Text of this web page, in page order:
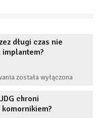
długi czas nie
implantem?
Co
stanie,
jeśli
została wyłączona
chroni